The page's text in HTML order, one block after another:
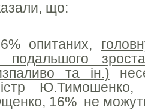
що:
опитаних,
подальшого
та ін.)
16% не